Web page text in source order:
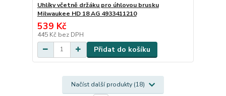
Uhlíky včetně držáku pro úhlovou brusku
Milwaukee HD 18 AG 4933411210
539 Kč
445 Kč bez DPH
Přidat do košíku
Načíst další produkty (18)